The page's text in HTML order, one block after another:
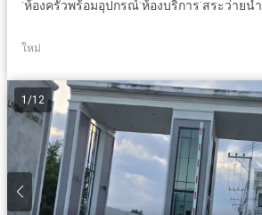
·ห้องครัวพร้อมอุปกรณ์·ห้องบริการ·สระว่ายน้ำ
ใหม่
1 /12